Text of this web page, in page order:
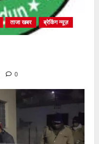
ताजा खबर ब्रेकिंग न्यूज़
0